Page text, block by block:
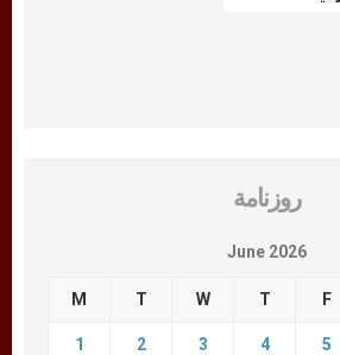
روزنامة
June 2026
M T W T F
1 2 3 4 5